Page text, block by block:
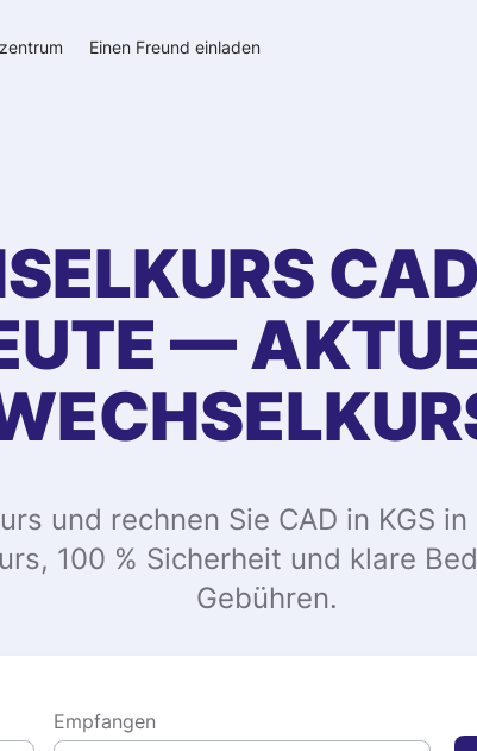
Einen Freund einladen
CAD
—
und rechnen Sie CAD in KGS
100 % Sicherheit und klare
Gebühren.
Empfangen